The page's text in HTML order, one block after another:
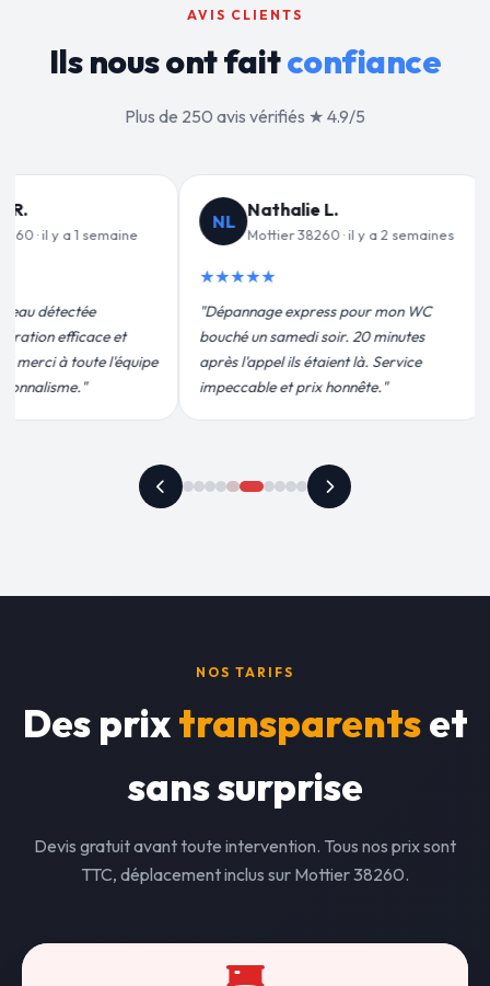
AVIS CLIENTS
Ils nous ont faitconfiance
Plus de 250 avis vérifiés ★ 4.9/5
Jean-François C.
Mottier 38260 · il y a 3 semaines
"Remplacement de mon chauffe-eau en
moins de 2h. Équipe très pro, devis
conforme, chantier propre. Je
recommande vivement."
Mottier
"Un grand merci à
pour leur
efficace. Fuite
plus qu'honnête !"
NOS TARIFS
Des prixtransparentset
sans surprise
Devis gratuit avant toute intervention. Tous nos prix sont
TTC, déplacement inclus sur Mottier 38260.